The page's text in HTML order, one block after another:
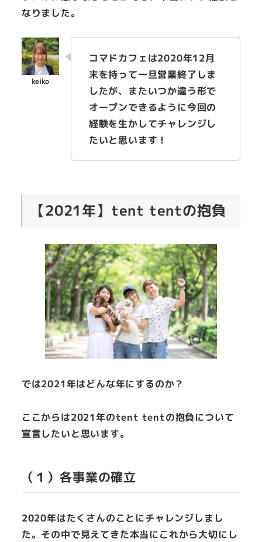
なりました。
コマドカフェは2020年12月
末を持って一旦営業終了しま
したが、またいつか違う形で
オープンできるように今回の
経験を生かしてチャレンジし
たいと思います！
【2021年】tent tentの抱負
では2021年はどんな年にするのか？
ここからは2021年のtent tentの抱負について
宣言したいと思います。
（１）各事業の確立
2020年はたくさんのことにチャレンジしまし
た。その中で見えてきた本当にこれから大切にし